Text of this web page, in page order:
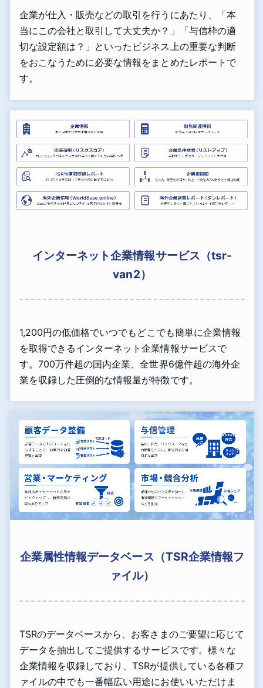
企業が仕入・販売などの取引を行うにあたり、「本
当にこの会社と取引して大丈夫か？」「与信枠の適
切な設定額は？」といったビジネス上の重要な判断
をおこなうために必要な情報をまとめたレポートで
す。
インターネット企業情報サービス（tsr-
van2）
1,200円の低価格でいつでもどこでも簡単に企業情報
を取得できるインターネット企業情報サービスで
す。700万件超の国内企業、全世界6億件超の海外企
業を収録した圧倒的な情報量が特徴です。
企業属性情報データベース（TSR企業情報フ
ァイル）
TSRのデータベースから、お客さまのご要望に応じて
データを抽出してご提供するサービスです。様々な
企業情報を収録しており、TSRが提供している各種フ
ァイルの中でも一番幅広い用途にお使いいただけま